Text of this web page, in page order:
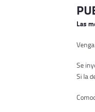
Las
Se
Si la